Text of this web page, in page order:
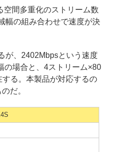
間多重化のストリーム数
幅の組み合わせで速度が決
が、2402Mbpsという速度
の場合と、4ストリーム×80
る。本製品が対応するの
だ。